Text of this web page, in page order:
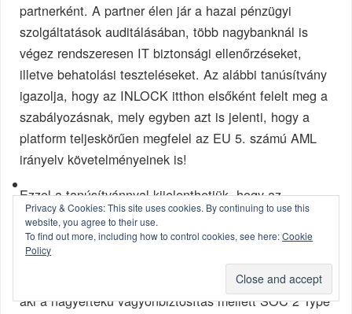
partnerként. A partner élen jár a hazai pénzügyi
szolgáltatások auditálásában, több nagybanknál is
végez rendszeresen IT biztonsági ellenőrzéseket,
illetve behatolási teszteléseket. Az alábbi tanúsítvány
igazolja, hogy az INLOCK itthon elsőként felelt meg a
szabályozásnak, mely egyben azt is jelenti, hogy a
platform teljeskörűen megfelel az EU 5. számú AML
irányelv követelményeinek is!
Ezzel a tanúsítvánnyal kijelenthetjük, hogy az
INLOCK jelenleg minden létező és elvárt regulációs,
illetve ügyfélérték védelmi intézkedést megvalósított.
Nemrégiben jelentettük be, hogy az INLOCK kripto
letétkezelői partnerként a Fireblocks Inc-t választotta,
aki a nagyértékű vagyonbiztosítás mellett SOC 2 Type
Privacy & Cookies: This site uses cookies. By continuing to use this
website, you agree to their use.
To find out more, including how to control cookies, see here:Cookie
Policy